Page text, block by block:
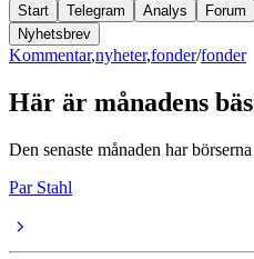
Start Telegram Analys Forum
Nyhetsbrev
Kommentar,nyheter,fonder/fonder
Här är månadens
Den senaste månaden har
Par Stahl